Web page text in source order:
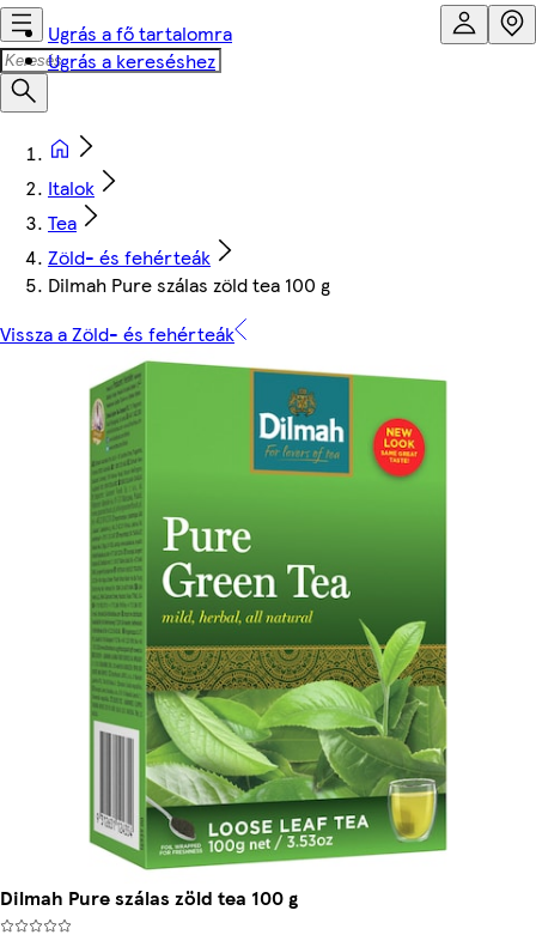
Ugrás a fő tartalomra
Ugrás a kereséshez
Italok
Tea
Zöld- és fehérteák
Dilmah Pure szálas zöld tea 100 g
Vissza a Zöld- és fehérteák
Dilmah Pure szálas zöld tea 100 g